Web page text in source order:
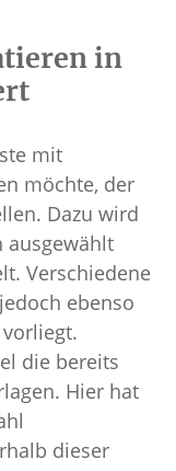
in
mit
möchte, der
Dazu wird
ausgewählt
Verschiedene
ebenso
die bereits
Hier hat
dieser